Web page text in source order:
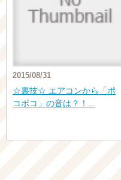
2015/08/31
☆裏技☆ エアコンから「ポ
コポコ」の音は？！...